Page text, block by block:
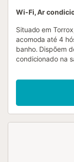
Wi-Fi, Ar
Situado em
acomoda até 4
banho. Dispõem
condicionado na
apartamento
conta com
alta. Aproveitem
para relaxar e